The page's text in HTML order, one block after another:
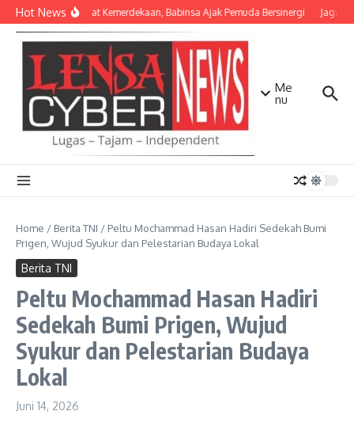
Lewati ke konten
Hot NewsSemangat Kemerdekaan, Babinsa Ajak Pemuda Bersinergi Jaga
Me
nu
Home / Berita TNI / Peltu Mochammad Hasan Hadiri Sedekah Bumi
Prigen, Wujud Syukur dan Pelestarian Budaya Lokal
Berita TNI
Peltu Mochammad Hasan Hadiri
Sedekah Bumi Prigen, Wujud
Syukur dan Pelestarian Budaya
Lokal
Juni 14, 2026